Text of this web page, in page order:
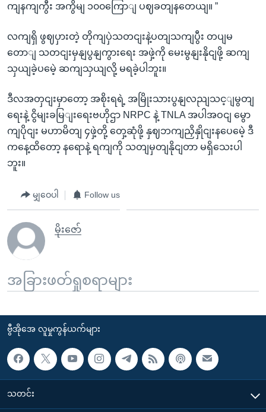
ကျနကျကွီး အကွိမျ ၁၀၀ကြောျ ပဈခတျနတေယျ။ ”
လကျရှိ ဖွဈပှားတဲ့ တိုကျပှဲသတငျးနဲ့ပတျသကျပွီး တပျမ
တောျ သတငျးမှနျပွနျကွားရေး အဖှဲ့ကို မေးမွနျးနိုငျဖို့ ဆကျ
သှယျခဲ့ပမေဲ့ ဆကျသှယျလို့ မရခဲ့ပါဘူး။
ဒီလအတှငျးမှာတော့ အစိုးရရဲ့ အမြိုးသားပွနျလညျသင့ျမွတျ
ရေးနဲ့ ငွိမျးခမြျးရေးဗဟိုဌာ NRPC နဲ့ TNLA အပါအဝငျ မွော
ကျပိုငျး မဟာမိတျ ၄ဖှဲ့တို့ တှေ့ဆုံဖို့ နှဈဘကျညှိနှိုငျးနပေမေဲ့ ဒီ
ကနေ့ထိတော့ နရောနဲ့ ရကျကို သတျမှတျနိုငျတာ မရှိသေးပါ
ဘူး။
မျှဝေပါ Follow us
မိုးဇော်
အခြားဖတ်ရှုစရာများ
ဗွီအိုအေ လူမှုကွန်ယက်များ
သတင်း